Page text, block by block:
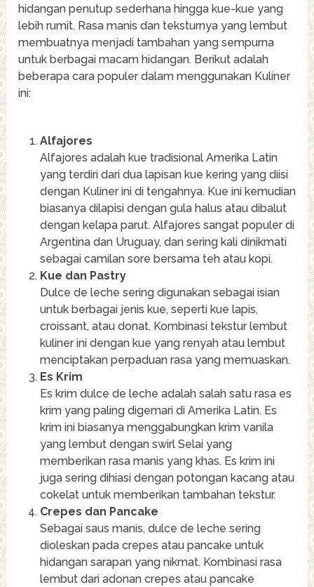
hidangan penutup sederhana hingga kue-kue yang
lebih rumit. Rasa manis dan teksturnya yang lembut
membuatnya menjadi tambahan yang sempurna
untuk berbagai macam hidangan. Berikut adalah
beberapa cara populer dalam menggunakan Kuliner
ini:
Alfajores
Alfajores adalah kue tradisional Amerika Latin
yang terdiri dari dua lapisan kue kering yang diisi
dengan Kuliner ini di tengahnya. Kue ini kemudian
biasanya dilapisi dengan gula halus atau dibalut
dengan kelapa parut. Alfajores sangat populer di
Argentina dan Uruguay, dan sering kali dinikmati
sebagai camilan sore bersama teh atau kopi.
Kue dan Pastry
Dulce de leche sering digunakan sebagai isian
untuk berbagai jenis kue, seperti kue lapis,
croissant, atau donat. Kombinasi tekstur lembut
kuliner ini dengan kue yang renyah atau lembut
menciptakan perpaduan rasa yang memuaskan.
Es Krim
Es krim dulce de leche adalah salah satu rasa es
krim yang paling digemari di Amerika Latin. Es
krim ini biasanya menggabungkan krim vanila
yang lembut dengan swirl Selai yang
memberikan rasa manis yang khas. Es krim ini
juga sering dihiasi dengan potongan kacang atau
cokelat untuk memberikan tambahan tekstur.
Crepes dan Pancake
Sebagai saus manis, dulce de leche sering
dioleskan pada crepes atau pancake untuk
hidangan sarapan yang nikmat. Kombinasi rasa
lembut dari adonan crepes atau pancake